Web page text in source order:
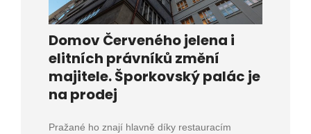
Domov Červeného jelena i
elitních právníků změní
majitele. Šporkovský palác je
na prodej
Pražané ho znají hlavně díky restauracím